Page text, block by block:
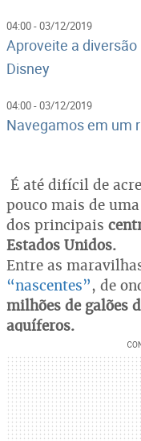
04:00 - 03/12/2019
Aproveite a
Disney
04:00 - 03/12/2019
Navegamos em um
É até difícil de
pouco mais de
dos principais
Estados Unidos.
Entre as
“nascentes”, de
milhões de galões
aquíferos.